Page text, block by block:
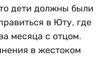
дети должны были
в Юту, где
месяца с отцом.
в жестоком